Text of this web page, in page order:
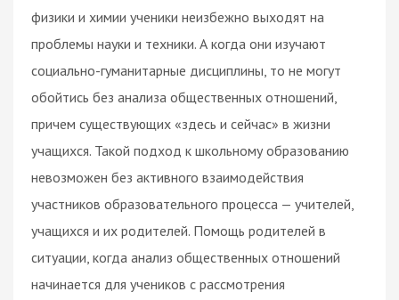
физики и химии ученики неизбежно выходят на
проблемы науки и техники. А когда они изучают
социально-гуманитарные дисциплины, то не могут
обойтись без анализа общественных отношений,
причем существующих «здесь и сейчас» в жизни
учащихся. Такой подход к школьному образованию
невозможен без активного взаимодействия
участников образовательного процесса — учителей,
учащихся и их родителей. Помощь родителей в
ситуации, когда анализ общественных отношений
начинается для учеников с рассмотрения